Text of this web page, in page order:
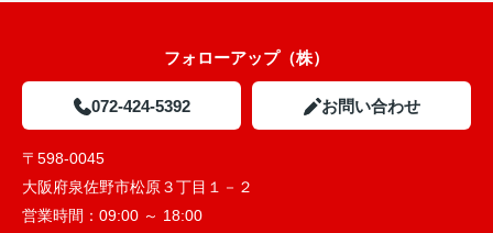
フォローアップ（株）
072-424-5392 お問い合わせ
〒598-0045
大阪府泉佐野市松原３丁目１－２
営業時間： 09:00 ～ 18:00